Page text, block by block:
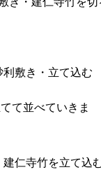
て並べていきま